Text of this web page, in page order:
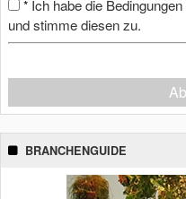
* Ich habe die
und stimme diesen zu.
BRANCHENGUIDE